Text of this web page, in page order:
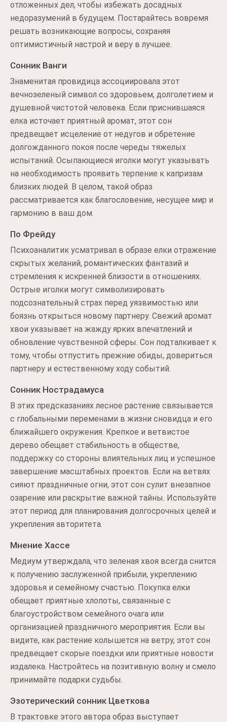
отложенных дел, чтобы избежать досадных
недоразумений в будущем. Постарайтесь вовремя
решать возникающие вопросы, сохраняя
оптимистичный настрой и веру в лучшее.
Сонник Ванги
Знаменитая провидица ассоциировала этот
вечнозеленый символ со здоровьем, долголетием и
душевной чистотой человека. Если приснившаяся
елка источает приятный аромат, этот сон
предвещает исцеление от недугов и обретение
долгожданного покоя после череды тяжелых
испытаний. Осыпающиеся иголки могут указывать
на необходимость проявить терпение к капризам
близких людей. В целом, такой образ
рассматривается как благословение, несущее мир и
гармонию в ваш дом.
По Фрейду
Психоаналитик усматривал в образе елки отражение
скрытых желаний, романтических фантазий и
стремления к искренней близости в отношениях.
Острые иголки могут символизировать
подсознательный страх перед уязвимостью или
боязнь открыться новому партнеру. Свежий аромат
хвои указывает на жажду ярких впечатлений и
обновление чувственной сферы. Сон подталкивает к
тому, чтобы отпустить прежние обиды, довериться
партнеру и естественному ходу событий.
Сонник Нострадамуса
В этих предсказаниях лесное растение связывается
с глобальными переменами в жизни сновидца и его
ближайшего окружения. Крепкое и ветвистое
дерево обещает стабильность в обществе,
поддержку со стороны влиятельных лиц и успешное
завершение масштабных проектов. Если на ветвях
сияют праздничные огни, этот сон сулит внезапное
озарение или раскрытие важной тайны. Используйте
этот период для планирования долгосрочных целей и
укрепления авторитета.
Мнение Хассе
Медиум утверждала, что зеленая хвоя всегда снится
к получению заслуженной прибыли, укреплению
здоровья и семейному счастью. Покупка елки
обещает приятные хлопоты, связанные с
благоустройством семейного очага или
организацией праздничного мероприятия. Если вы
видите, как растение колышется на ветру, этот сон
предвещает скорые поездки или приятные новости
издалека. Настройтесь на позитивную волну и смело
принимайте подарки судьбы.
Эзотерический сонник Цветкова
В трактовке этого автора образ выступает